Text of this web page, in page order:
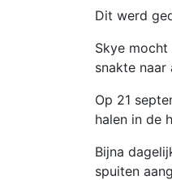
Dit werd
Skye mocht
snakte
Op 21
halen in de
Bijna
spuiten